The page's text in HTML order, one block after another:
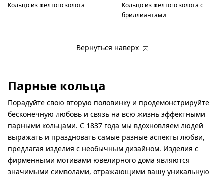
Кольцо из желтого золота
Кольцо из желтого золота с
бриллиантами
Вернуться наверх
Парные кольца
Порадуйте свою вторую половинку и продемонстрируйте
бесконечную любовь и связь на всю жизнь эффектными
парными кольцами. С 1837 года мы вдохновляем людей
выражать и праздновать самые разные аспекты любви,
предлагая изделия с необычным дизайном. Изделия с
фирменными мотивами ювелирного дома являются
значимыми символами, отражающими вашу уникальную